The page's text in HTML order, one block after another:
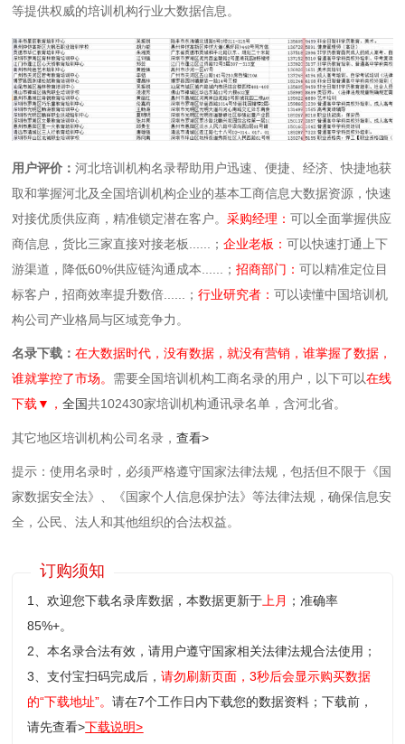
等提供权威的培训机构行业大数据信息。
用户评价：河北培训机构名录帮助用户迅速、便捷、经济、快捷地获
取和掌握河北及全国培训机构企业的基本工商信息大数据资源，快速
对接优质供应商，精准锁定潜在客户。采购经理：可以全面掌握供应
商信息，货比三家直接对接老板......；企业老板：可以快速打通上下
游渠道，降低60%供应链沟通成本......；招商部门：可以精准定位目
标客户，招商效率提升数倍......；行业研究者：可以读懂中国培训机
构公司产业格局与区域竞争力。
名录下载：在大数据时代，没有数据，就没有营销，谁掌握了数据，
谁就掌控了市场。 需要全国培训机构工商名录的用户，以下可以在线
下载▼，全国共102430家培训机构通讯录名单，含河北省。
其它地区培训机构公司名录，查看>
提示：使用名录时，必须严格遵守国家法律法规，包括但不限于《国
家数据安全法》、《国家个人信息保护法》等‌法律法规，确保信息安
全，公民、法人和其他组织的合法权益。
订购须知
1、欢迎您下载名录库数据，本数据更新于 上月 ；准确率
85%+。
2、本名录合法有效，请用户遵守国家相关法律法规合法使用；
3、支付宝扫码完成后，请勿刷新页面，3秒后会显示购买数据
的“下载地址”。请在7个工作日内下载您的数据资料；下载前，
请先查看>下载说明>